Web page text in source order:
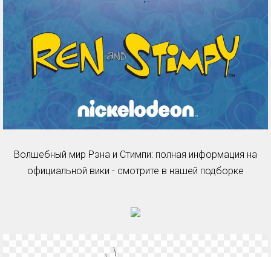
Волшебный мир Рэна и Стимпи: полная информация на
официальной вики - смотрите в нашей подборке